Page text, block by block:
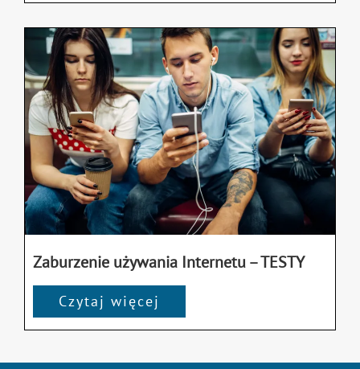
Zaburzenie używania Internetu – TESTY
Czytaj więcej